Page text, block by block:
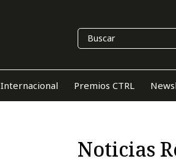
Internacional Premios CTRL
Noticias